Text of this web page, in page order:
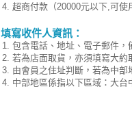
4. 超商付款（20000元以下,可
填寫收件人資訊：
1. 包含電話、地址、電子郵件
2. 若為店面取貨，亦須填寫大
3. 由會員之住址判斷，若為中部
4. 中部地區係指以下區域：大台